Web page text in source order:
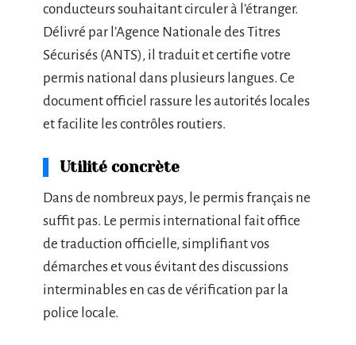
conducteurs souhaitant circuler à l’étranger.
Délivré par l’Agence Nationale des Titres
Sécurisés (ANTS), il traduit et certifie votre
permis national dans plusieurs langues. Ce
document officiel rassure les autorités locales
et facilite les contrôles routiers.
Utilité concrète
Dans de nombreux pays, le permis français ne
suffit pas. Le permis international fait office
de traduction officielle, simplifiant vos
démarches et vous évitant des discussions
interminables en cas de vérification par la
police locale.